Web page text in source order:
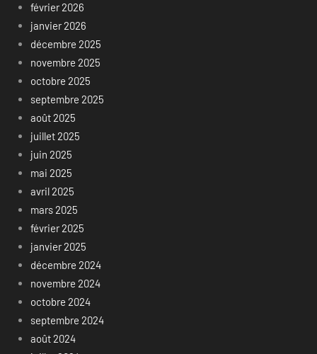
février 2026
janvier 2026
décembre 2025
novembre 2025
octobre 2025
septembre 2025
août 2025
juillet 2025
juin 2025
mai 2025
avril 2025
mars 2025
février 2025
janvier 2025
décembre 2024
novembre 2024
octobre 2024
septembre 2024
août 2024